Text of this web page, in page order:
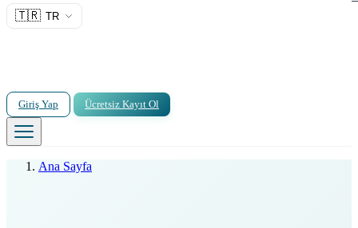
🇹🇷 TR
Giriş Yap Ücretsiz Kayıt Ol
Ana Sayfa